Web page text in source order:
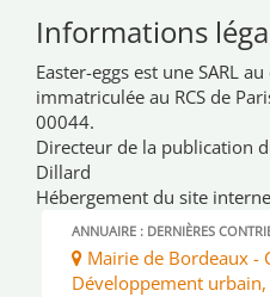
Informations
Easter-eggs est une SARL
immatriculée au RCS de
00044.
Directeur de la publication
Dillard
Hébergement du site
ANNUAIRE : DERNIÈRES
Mairie de Bordeaux -
Développement